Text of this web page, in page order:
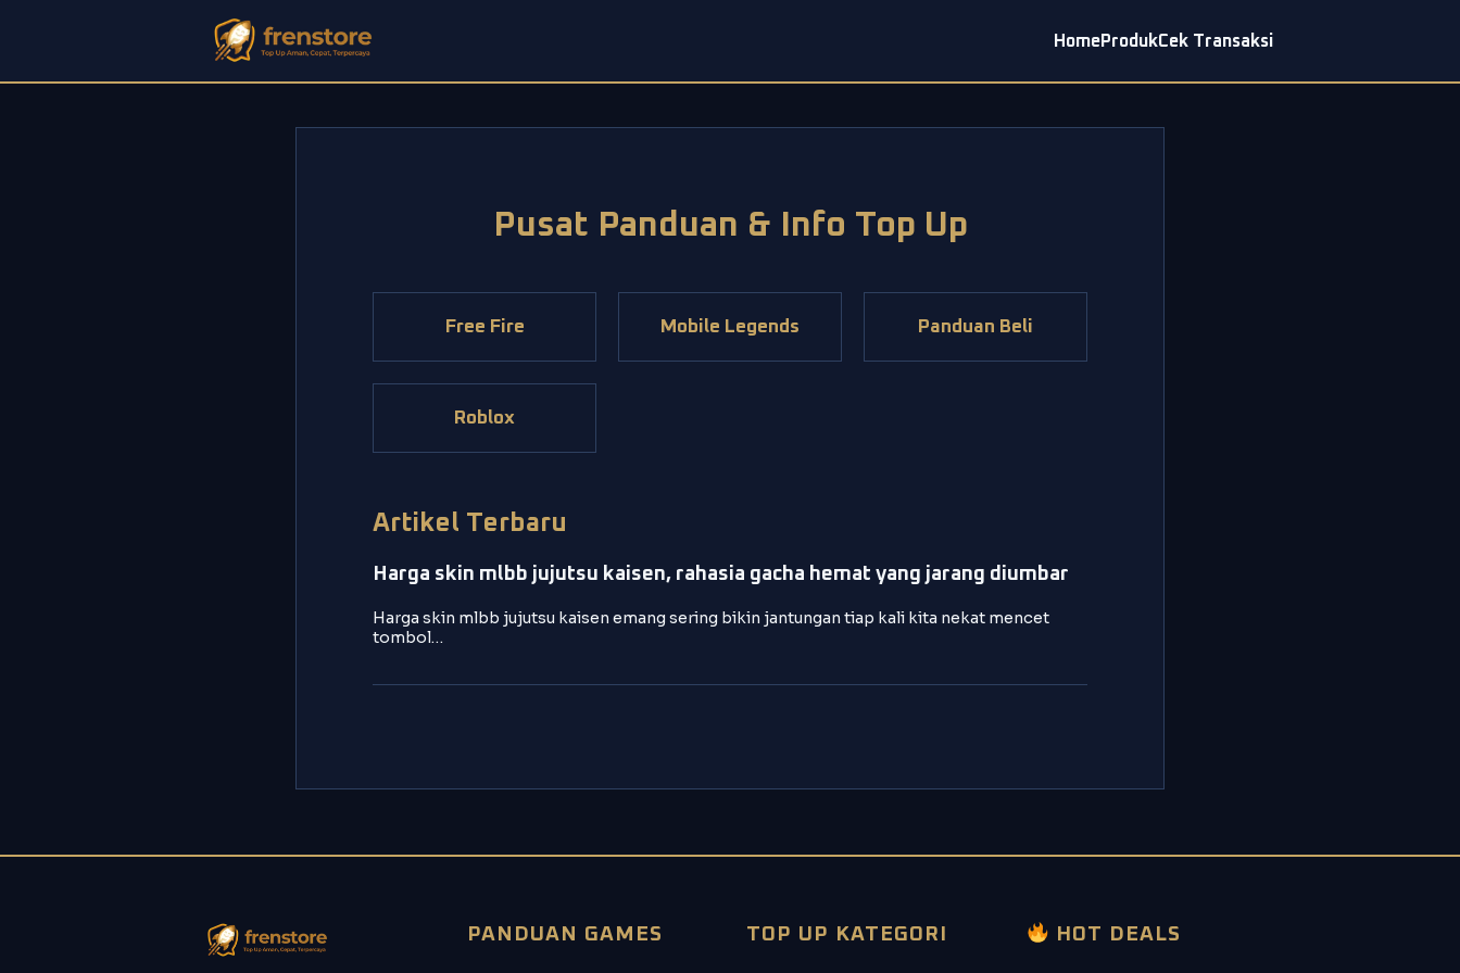
HomeProdukCek Transaksi
Pusat Panduan & Info Top Up
Free Fire Mobile Legends Panduan Beli
Roblox
Artikel Terbaru
Harga skin mlbb jujutsu kaisen, rahasia gacha hemat yang jarang diumbar
Harga skin mlbb jujutsu kaisen emang sering bikin jantungan tiap kali kita nekat mencet
tombol…
PANDUAN GAMES TOP UP KATEGORI HOT DEALS